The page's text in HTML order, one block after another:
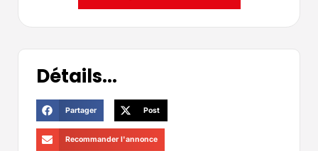
Détails...
Partager Post
Recommander l'annonce